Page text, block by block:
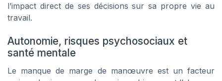
l’impact direct de ses décisions sur sa propre vie au
travail.
Autonomie, risques psychosociaux et
santé mentale
Le manque de marge de manœuvre est un facteur